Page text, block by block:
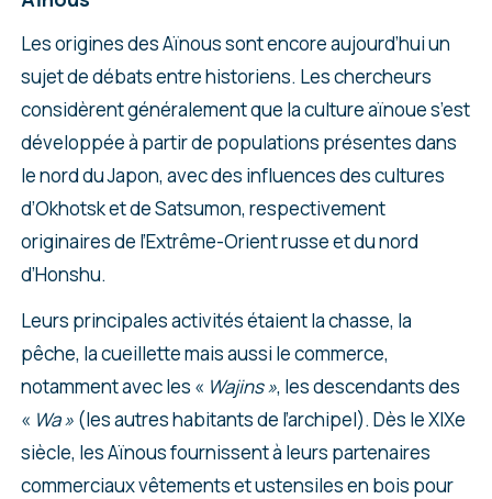
Les origines des Aïnous sont encore aujourd’hui un
sujet de débats entre historiens. Les chercheurs
considèrent généralement que la culture aïnoue s’est
développée à partir de populations présentes dans
le nord du Japon, avec des influences des cultures
d’Okhotsk et de Satsumon, respectivement
originaires de l’Extrême-Orient russe et du nord
d’Honshu.
Leurs principales activités étaient la chasse, la
pêche, la cueillette mais aussi le commerce,
notamment avec les « Wajins », les descendants des
« Wa »(les autres habitants de l’archipel). Dès le XIXe
siècle, les Aïnous fournissent à leurs partenaires
commerciaux vêtements et ustensiles en bois pour